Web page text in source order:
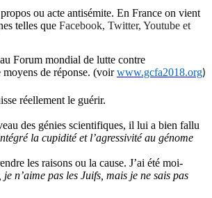
ou acte antisémite. En France on vient
telles que Facebook, Twitter, Youtube et
Forum mondial de lutte contre
de réponse. (voir www.gcfa2018.org)
réellement le guérir.
des génies scientifiques, il lui a bien fallu
la cupidité et l’agressivité au génome
les raisons ou la cause. J’ai été moi-
je n’aime pas les Juifs, mais je ne sais pas